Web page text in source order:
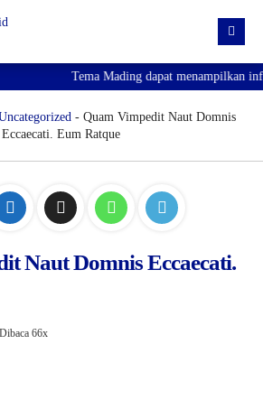
Tema Mading dapat menampilkan
- Quam Vimpedit Naut Domnis
Eccaecati. Eum Ratque
Naut Domnis Eccaecati.
Dibaca 66x